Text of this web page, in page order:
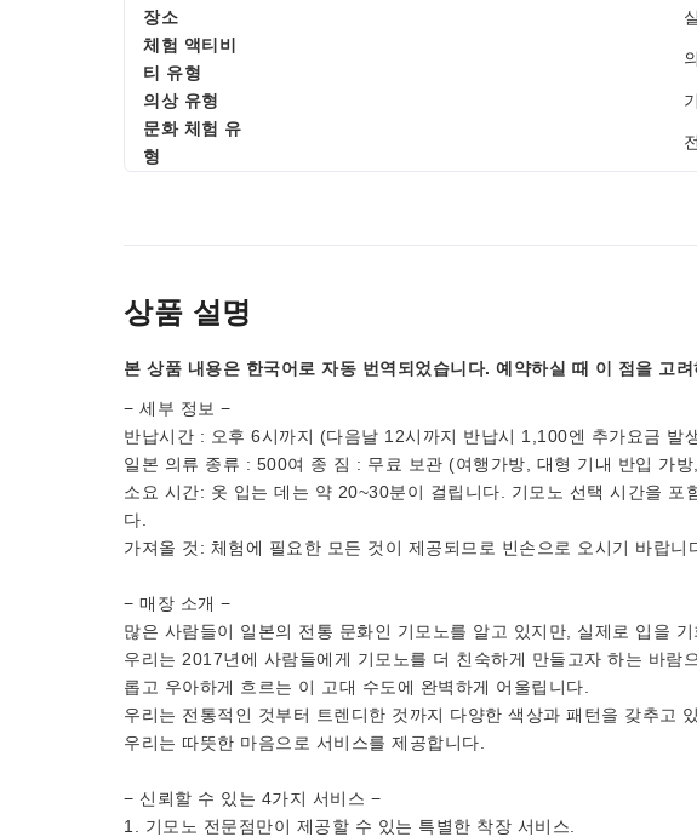
장소
체험 액티비
티 유형
의상 유형
문화 체험 유
형
상품 설명
본 상품 내용은 한국어로 자동 번역되었습니다. 예약하실 때 이 점을 고
− 세부 정보 −
반납시간 : 오후 6시까지 (다음날 12시까지 반납시 1,100엔 추가요금 발
일본 의류 종류 : 500여 종 짐 : 무료 보관 (여행가방, 대형 기내 반입 가
소요 시간: 옷 입는 데는 약 20~30분이 걸립니다. 기모노 선택 시간을 포
다.
가져올 것: 체험에 필요한 모든 것이 제공되므로 빈손으로 오시기 바랍니
− 매장 소개 −
많은 사람들이 일본의 전통 문화인 기모노를 알고 있지만, 실제로 입을 기
우리는 2017년에 사람들에게 기모노를 더 친숙하게 만들고자 하는 바람
롭고 우아하게 흐르는 이 고대 수도에 완벽하게 어울립니다.
우리는 전통적인 것부터 트렌디한 것까지 다양한 색상과 패턴을 갖추고
우리는 따뜻한 마음으로 서비스를 제공합니다.
− 신뢰할 수 있는 4가지 서비스 −
1. 기모노 전문점만이 제공할 수 있는 특별한 착장 서비스.